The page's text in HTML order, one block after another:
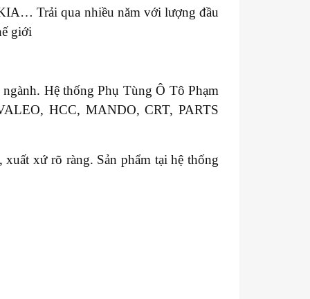
Trải qua nhiều năm với lượng đầu
giới
Hệ thống Phụ Tùng Ô Tô Phạm
HCC, MANDO, CRT, PARTS
xứ rõ ràng. Sản phẩm tại hệ thống